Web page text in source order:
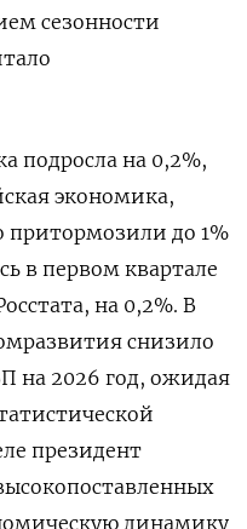
сезонности
подросла на 0,2%,
экономика,
притормозили ​до 1%
в первом квартале
​на ​0,2%. В
снизило
на 2026 год, ожидая
президент
динамику